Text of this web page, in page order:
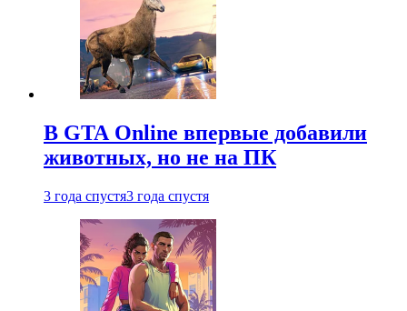
В GTA Online впервые добавили
животных, но не на ПК
3 года спустя3 года спустя